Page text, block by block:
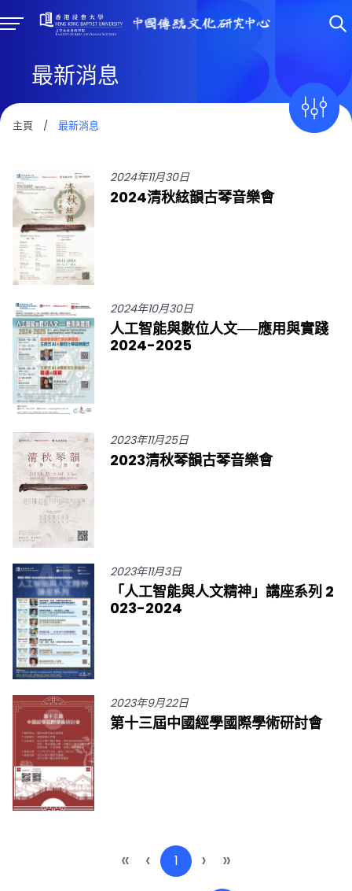
最新消息
主頁 / 最新消息
2024年11月30日
2024清秋絃韻古琴音樂會
2024年10月30日
人工智能與數位人文──應用與實踐
2024-2025
2023年11月25日
2023清秋琴韻古琴音樂會
2023年11月3日
「人工智能與人文精神」講座系列 2
023-2024
2023年9月22日
第十三屆中國經學國際學術研討會
« ‹ 1 › »